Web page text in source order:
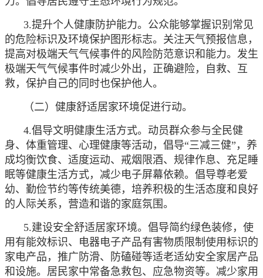
3.提升个人健康防护能力。公众能够掌握识别常见
的危险标识及环境保护图形标志。关注天气预报信息，
提高对极端天气气候事件的风险防范意识和能力。发生
极端天气气候事件时减少外出，正确避险，自救、互
救，保护自己的同时也保护他人。
（二）健康舒适居家环境促进行动。
4.倡导文明健康生活方式。动员群众参与全民健
身、体重管理、心理健康等活动，倡导“三减三健”，养
成均衡饮食、适度运动、戒烟限酒、规律作息、充足睡
眠等健康生活方式，减少电子屏幕依赖。倡导尊老爱
幼、勤俭节约等传统美德，培养积极的生活态度和良好
的人际关系，营造和谐的家庭氛围。
5.建设安全舒适居家环境。倡导简约绿色装修，使
用有能效标识、电器电子产品有害物质限制使用标识的
家电产品，推广防滑、防磕碰等适老适幼安全家居产品
和设施。居民家中常备急救包、应急物资等。减少家用